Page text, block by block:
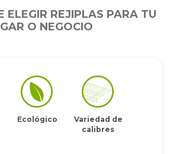
ELEGIR REJIPLAS PARA TU
O NEGOCIO
Ecológico
Variedad de
calibres